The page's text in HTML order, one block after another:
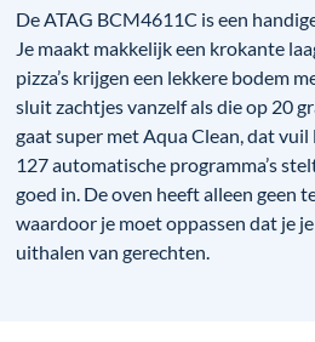
De ATAG BCM4611C is een
Je maakt makkelijk een krokante
pizza’s krijgen een lekkere bodem
sluit zachtjes vanzelf als die op 20
gaat super met Aqua Clean, dat
127 automatische programma’s
goed in. De oven heeft alleen geen
waardoor je moet oppassen dat je
uithalen van gerechten.